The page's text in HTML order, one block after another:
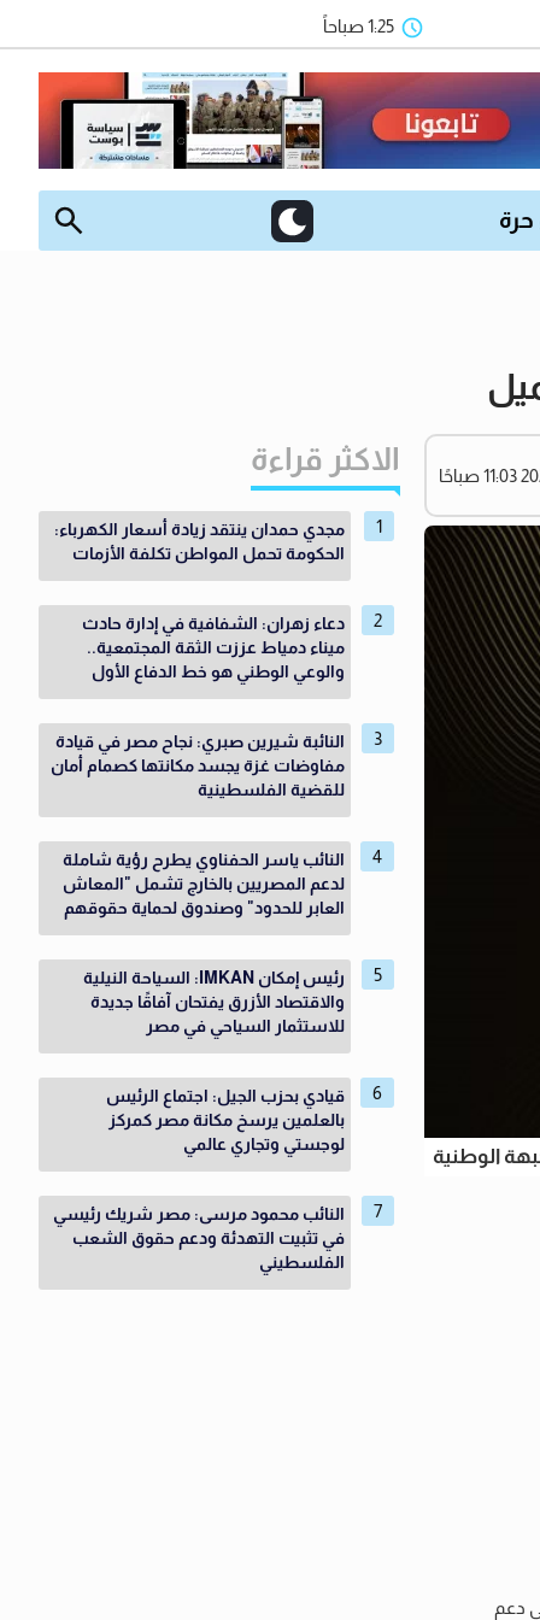
1:25 صباحاً
حرة
الوطنية
دعم
الاكثر قراءة
مجدي حمدان ينتقد زيادة أسعار الكهرباء:
الحكومة تحمل المواطن تكلفة الأزمات
دعاء زهران: الشفافية في إدارة حادث
ميناء دمياط عززت الثقة المجتمعية..
والوعي الوطني هو خط الدفاع الأول
النائبة شيرين صبري: نجاح مصر في قيادة
مفاوضات غزة يجسد مكانتها كصمام أمان
للقضية الفلسطينية
النائب ياسر الحفناوي يطرح رؤية شاملة
لدعم المصريين بالخارج تشمل "المعاش
العابر للحدود" وصندوق لحماية حقوقهم
رئيس إمكان IMKAN: السياحة النيلية
والاقتصاد الأزرق يفتحان آفاقًا جديدة
للاستثمار السياحي في مصر
قيادي بحزب الجيل: اجتماع الرئيس
بالعلمين يرسخ مكانة مصر كمركز
لوجستي وتجاري عالمي
النائب محمود مرسى: مصر شريك رئيسي
في تثبيت التهدئة ودعم حقوق الشعب
الفلسطيني